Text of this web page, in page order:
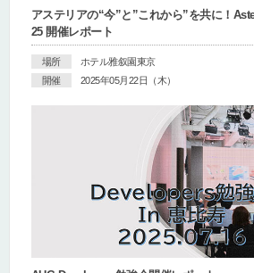
アステリアの“今”と”これから”を共に！
25 開催レポート
場所
ホテル雅叙園東京
開催
2025年05月22日（木）